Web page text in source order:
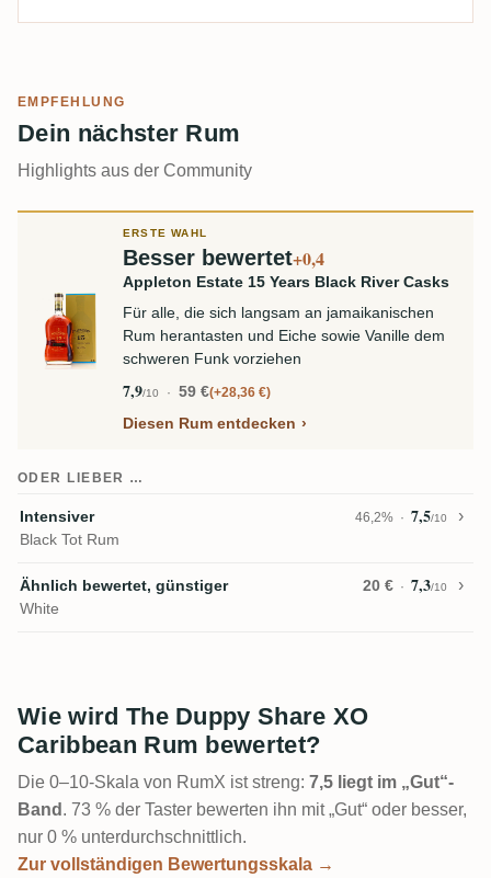
EMPFEHLUNG
Dein nächster Rum
Highlights aus der Community
ERSTE WAHL
Besser bewertet+0,4
Appleton Estate 15 Years Black River Casks
Für alle, die sich langsam an jamaikanischen
Rum herantasten und Eiche sowie Vanille dem
schweren Funk vorziehen
7,9/10 59 € +28,36 €
Diesen Rum entdecken
ODER LIEBER …
Intensiver 46,2% 7,5/10
Black Tot Rum
Ähnlich bewertet, günstiger 20 € 7,3/10
White
Wie wird The Duppy Share XO
Caribbean Rum bewertet?
Die 0–10-Skala von RumX ist streng: 7,5 liegt im „Gut“-
Band . 73 % der Taster bewerten ihn mit „Gut“ oder besser,
nur 0 % unterdurchschnittlich.
Zur vollständigen Bewertungsskala →